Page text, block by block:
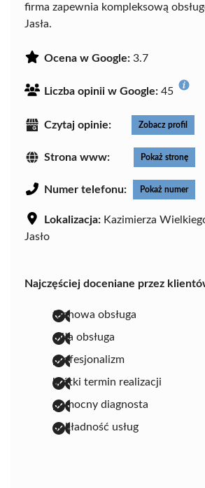
firma zapewnia kompleksową
Jasła.
Ocena w Google: 3.7
Liczba opinii w Google: 45
Czytaj opinie: Zobacz profil
Strona www: Pokaż stronę
Numer telefonu: Pokaż numer
Lokalizacja: Kazimierza
Jasło
Najczęściej doceniane przez
fachowa obsługa
miła obsługa
profesjonalizm
krótki termin realizacji
pomocny diagnosta
dokładność usług